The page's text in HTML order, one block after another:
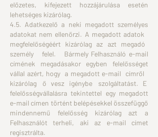
előzetes, kifejezett hozzájárulása esetén
lehetséges kizárólag.
4.5. Adatkezelő a neki megadott személyes
adatokat nem ellenőrzi. A megadott adatok
megfelelőségéért kizárólag az azt megadó
személy felel. Bármely Felhasználó e-mail
címének megadásakor egyben felelősséget
vállal azért, hogy a megadott e-mail címről
kizárólag ő vesz igénybe szolgáltatást. E
felelősségvállalásra tekintettel egy megadott
e-mail címen történt belépésekkel összefüggő
mindennemű felelősség kizárólag azt a
Felhasználót terheli, aki az e-mail címet
regisztrálta.